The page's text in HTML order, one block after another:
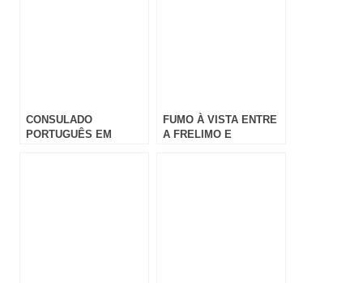
CONSULADO
PORTUGUÊS EM
FUMO À VISTA ENTRE
A FRELIMO E